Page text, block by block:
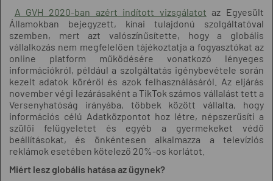
A GVH 2020-ban azért indított vizsgálatot az Egyesült
Államokban bejegyzett, kínai tulajdonú szolgáltatóval
szemben, mert azt valószínűsítette, hogy a globális
vállalkozás nem megfelelően tájékoztatja a fogyasztókat az
online platform működésére vonatkozó lényeges
információkról, például a szolgáltatás igénybevétele során
kezelt adatok köréről és azok felhasználásáról. Az eljárás
november végi lezárásaként a TikTok számos vállalást tett a
Versenyhatóság irányába, többek között vállalta, hogy
információs célú Adatközpontot hoz létre, népszerűsíti a
szülői felügyeletet és egyéb a gyermekeket védő
beállításokat, és önkéntesen alkalmazza a televíziós
reklámok esetében kötelező 20%-os korlátot.
Miért lesz globális hatása az ügynek?